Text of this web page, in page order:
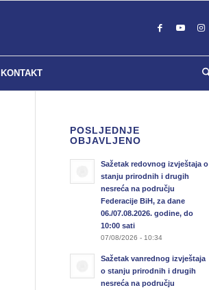
KONTAKT
POSLJEDNJE
OBJAVLJENO
Sažetak redovnog izvještaja o
stanju prirodnih i drugih
nesreća na području
Federacije BiH, za dane
06./07.08.2026. godine, do
10:00 sati
07/08/2026 - 10:34
Sažetak vanrednog izvještaja
o stanju prirodnih i drugih
nesreća na području